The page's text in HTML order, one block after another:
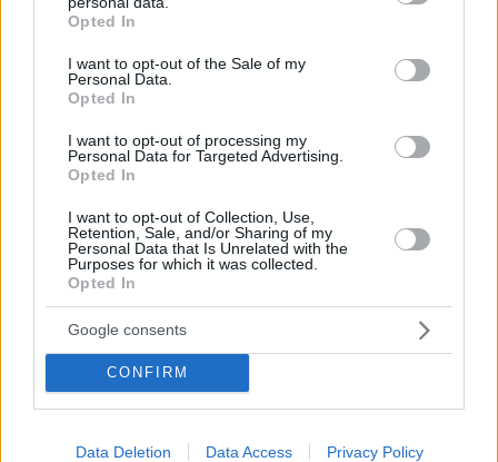
grant or deny consent to Google and its third-party tags to
use your data for below specified purposes in below Google
consent section.
Opted In
I want to opt-out of the Sale of my
Personal Data.
Opted In
I want to opt-out of processing my
Personal Data for Targeted Advertising.
Opted In
I want to opt-out of Collection, Use,
Retention, Sale, and/or Sharing of my
Personal Data that Is Unrelated with the
Purposes for which it was collected.
Opted In
Google consents
CONFIRM
Data Deletion Data Access Privacy Policy
συντάξεις, επιχειρήσεις, αγρότες και στεγαστικό